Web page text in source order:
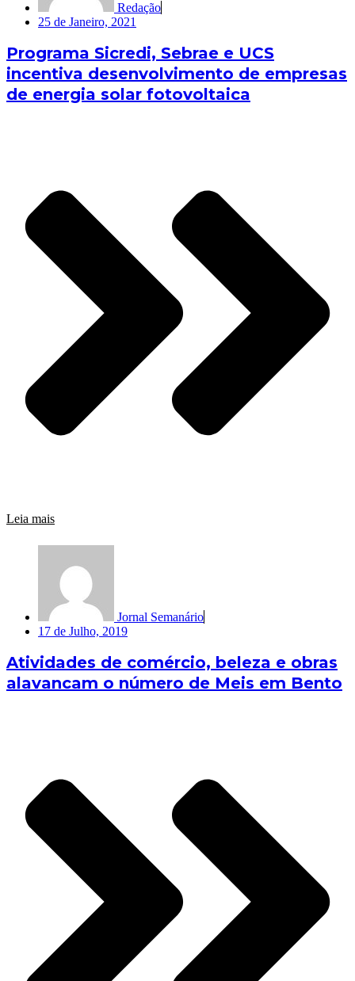
Redação
25 de Janeiro, 2021
Programa Sicredi, Sebrae e UCS
incentiva desenvolvimento de empresas
de energia solar fotovoltaica
Leia mais
Jornal Semanário
17 de Julho, 2019
Atividades de comércio, beleza e obras
alavancam o número de Meis em Bento